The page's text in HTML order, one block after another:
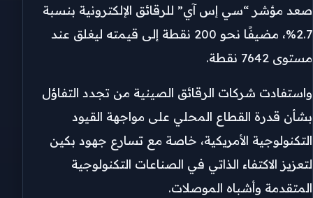
صعد مؤشر “سي إس آي” للرقائق الإلكترونية بنسبة
2.7%، مضيفًا نحو 200 نقطة إلى قيمته ليغلق عند
مستوى 7642 نقطة.
واستفادت شركات الرقائق الصينية من تجدد التفاؤل
بشأن قدرة القطاع المحلي على مواجهة القيود
التكنولوجية الأمريكية، خاصة مع تسارع جهود بكين
لتعزيز الاكتفاء الذاتي في الصناعات التكنولوجية
المتقدمة وأشباه الموصلات.